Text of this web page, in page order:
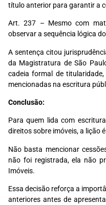
título anterior para garantir a
Art. 237 – Mesmo com
observar a sequência lógica
A sentença citou
da Magistratura de São
cadeia formal de
mencionadas na escritura
Conclusão:
Para quem lida com
direitos sobre imóveis, a lição
Não basta mencionar
não foi registrada, ela não
Imóveis.
Essa decisão reforça a
anteriores antes de